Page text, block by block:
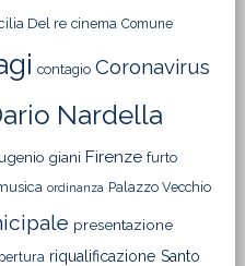
Del re cinema Comune
contagio Coronavirus
Nardella
giani Firenze furto
ordinanza Palazzo Vecchio
presentazione
riqualificazione Santo